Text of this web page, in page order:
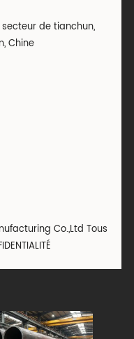
de tianchun,
Chine
Co.,Ltd Tous